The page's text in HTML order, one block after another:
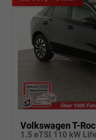
Volkswagen T-Roc